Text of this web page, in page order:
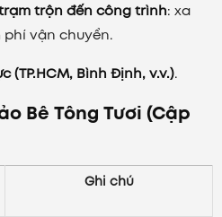
trộn đến công trình: xa
vận chuyển.
(TP.HCM, Bình Định, v.v.).
Bê Tông Tươi (Cập
Ghi chú